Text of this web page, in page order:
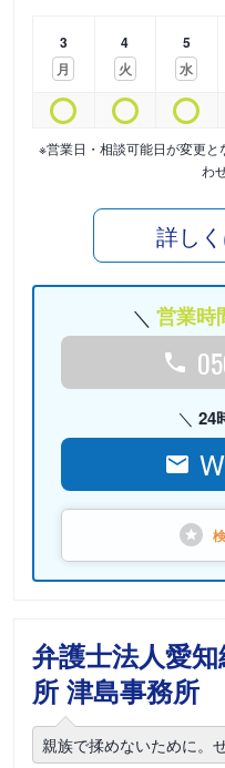
3
月
4
火
5
水
※営業日・相談可能日が変更
わ
詳し
営業時
24
弁護士法人愛
所 津島事務所
親族で揉めないために。